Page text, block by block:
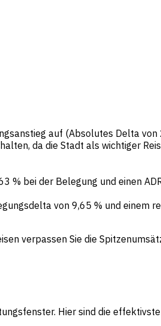
auf (Absolutes Delta
da die Stadt als wichtiger
% bei der Belegung und einen
von 9,65 % und einem
verpassen Sie die
Hier sind die